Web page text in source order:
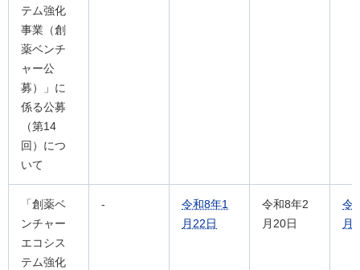
テム強化
事業（創
薬ベンチ
ャー公
募）」に
係る公募
（第14
回）につ
いて
「創薬ベ
ンチャー
エコシス
テム強化
-
令和8年1
月22日
令和8年2
月20日
令
月